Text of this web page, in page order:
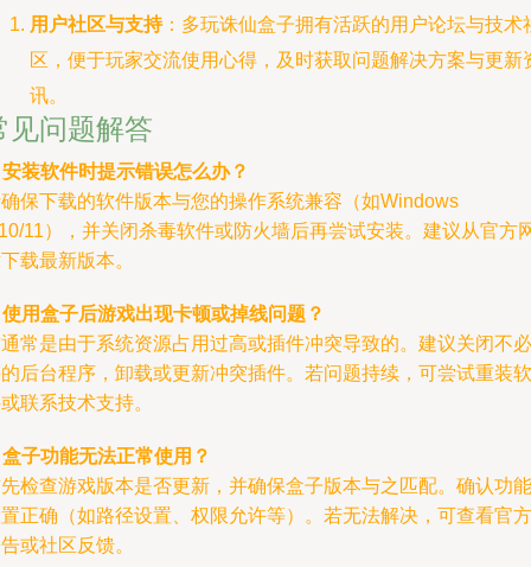
用户社区与支持：多玩诛仙盒子拥有活跃的用户论坛与技术
区，便于玩家交流使用心得，及时获取问题解决方案与更新
讯。
见问题解答
安装软件时提示错误怎么办？
保下载的软件版本与您的操作系统兼容（如Windows
11），并关闭杀毒软件或防火墙后再尝试安装。建议从官方
载最新版本。
使用盒子后游戏出现卡顿或掉线问题？
常是由于系统资源占用过高或插件冲突导致的。建议关闭不必
后台程序，卸载或更新冲突插件。若问题持续，可尝试重装软
联系技术支持。
盒子功能无法正常使用？
检查游戏版本是否更新，并确保盒子版本与之匹配。确认功能
正确（如路径设置、权限允许等）。若无法解决，可查看官方
或社区反馈。